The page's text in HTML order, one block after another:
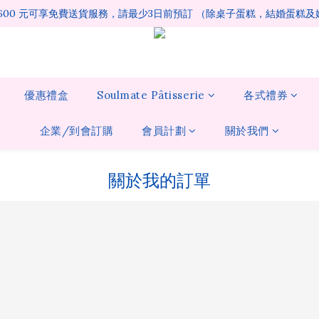
元可享免費送貨服務，請最少3日前預訂 （除桌子蛋糕，結婚蛋糕及
優惠禮盒 Soulmate Pâtisserie 各式禮券
企業/到會訂購 會員計劃 關於我們
關於我的訂單